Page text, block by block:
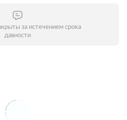
за истечением срока
давности